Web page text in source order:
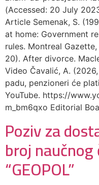
(Accessed: 20 July
Article Semenak, S.
at home: Government
rules. Montreal
20). After divorce.
Video Čavalić, A.
padu, penzioneri će
YouTube. https://
m_bm6qxo Editorial
Poziv za
broj
“GEOPOL”